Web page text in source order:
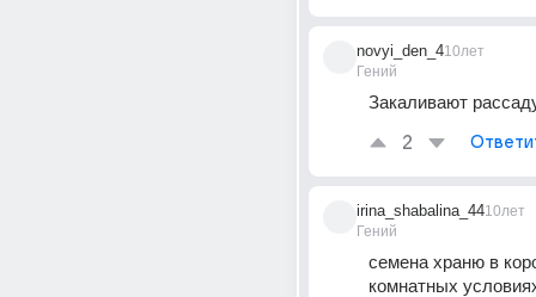
novyi_den_4
Гений
10лет
Закаливают
2
irina_shabalina_44
Гений
10лет
семена храню в
комнатных